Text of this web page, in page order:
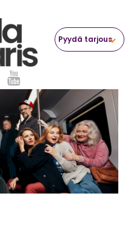
Pyydä tarjous